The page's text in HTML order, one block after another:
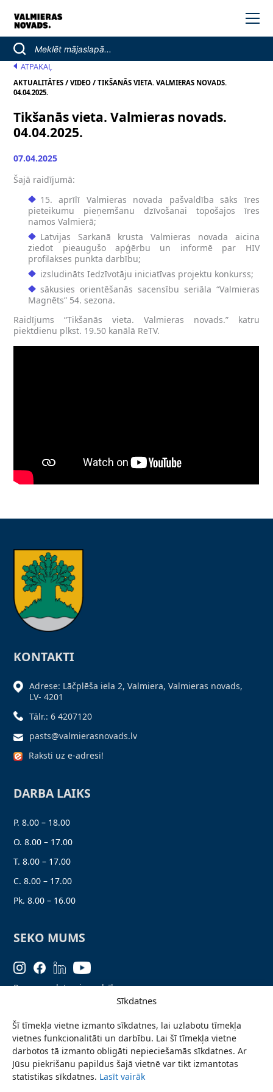
Sīkdatnes
Šī tīmekļa vietne izmanto sīkdatnes, lai uzlabotu tīmekļa
vietnes funkcionalitāti un darbību. Lai šī tīmekļa vietne
darbotos tā izmanto obligāti nepieciešamās sīkdatnes. Ar
Jūsu piekrišanu papildus šajā vietnē var tikt izmantotas
statistikas sīkdatnes. Lasīt vairāk
ATPAKAĻ
AKTUALITĀTES /VIDEO /TIKŠANĀS VIETA. VALMIERAS NOVADS.
04.04.2025.
Tikšanās vieta. Valmieras novads.
04.04.2025.
07.04.2025
Šajā raidījumā:
15. aprīlī Valmieras novada pašvaldība sāks īres
pieteikumu pieņemšanu dzīvošanai topošajos īres
namos Valmierā;
Latvijas Sarkanā krusta Valmieras novada aicina
ziedot pieaugušo apģērbu un informē par HIV
profilakses punkta darbību;
izsludināts Iedzīvotāju iniciatīvas projektu konkurss;
sākusies orientēšanās sacensību seriāla “Valmieras
Magnēts” 54. sezona.
Raidījums “Tikšanās vieta. Valmieras novads.” katru
piektdienu plkst. 19.50 kanālā ReTV.
KONTAKTI
Adrese: Lāčplēša iela 2, Valmiera, Valmieras novads,
LV- 4201
Tālr.: 6 4207120
pasts@valmierasnovads.lv
Raksti uz e-adresi!
DARBA LAIKS
P. 8.00 – 18.00
O. 8.00 – 17.00
T. 8.00 – 17.00
C. 8.00 – 17.00
Pk. 8.00 – 16.00
SEKO MUMS
Personas datu aizsardzība
Ziņo par problēmu
Pieteikties jaunumiem
Piekļūstamības paziņojums